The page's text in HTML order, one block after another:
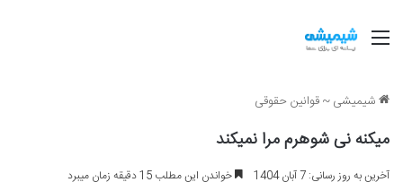
منو
شیمیشی~قوانین حقوقی
میکنه نی شوهرم مرا نمیکند
آخرین به روز رسانی: 7 آبان 1404 خواندن این مطلب 15 دقیقه زمان میبرد